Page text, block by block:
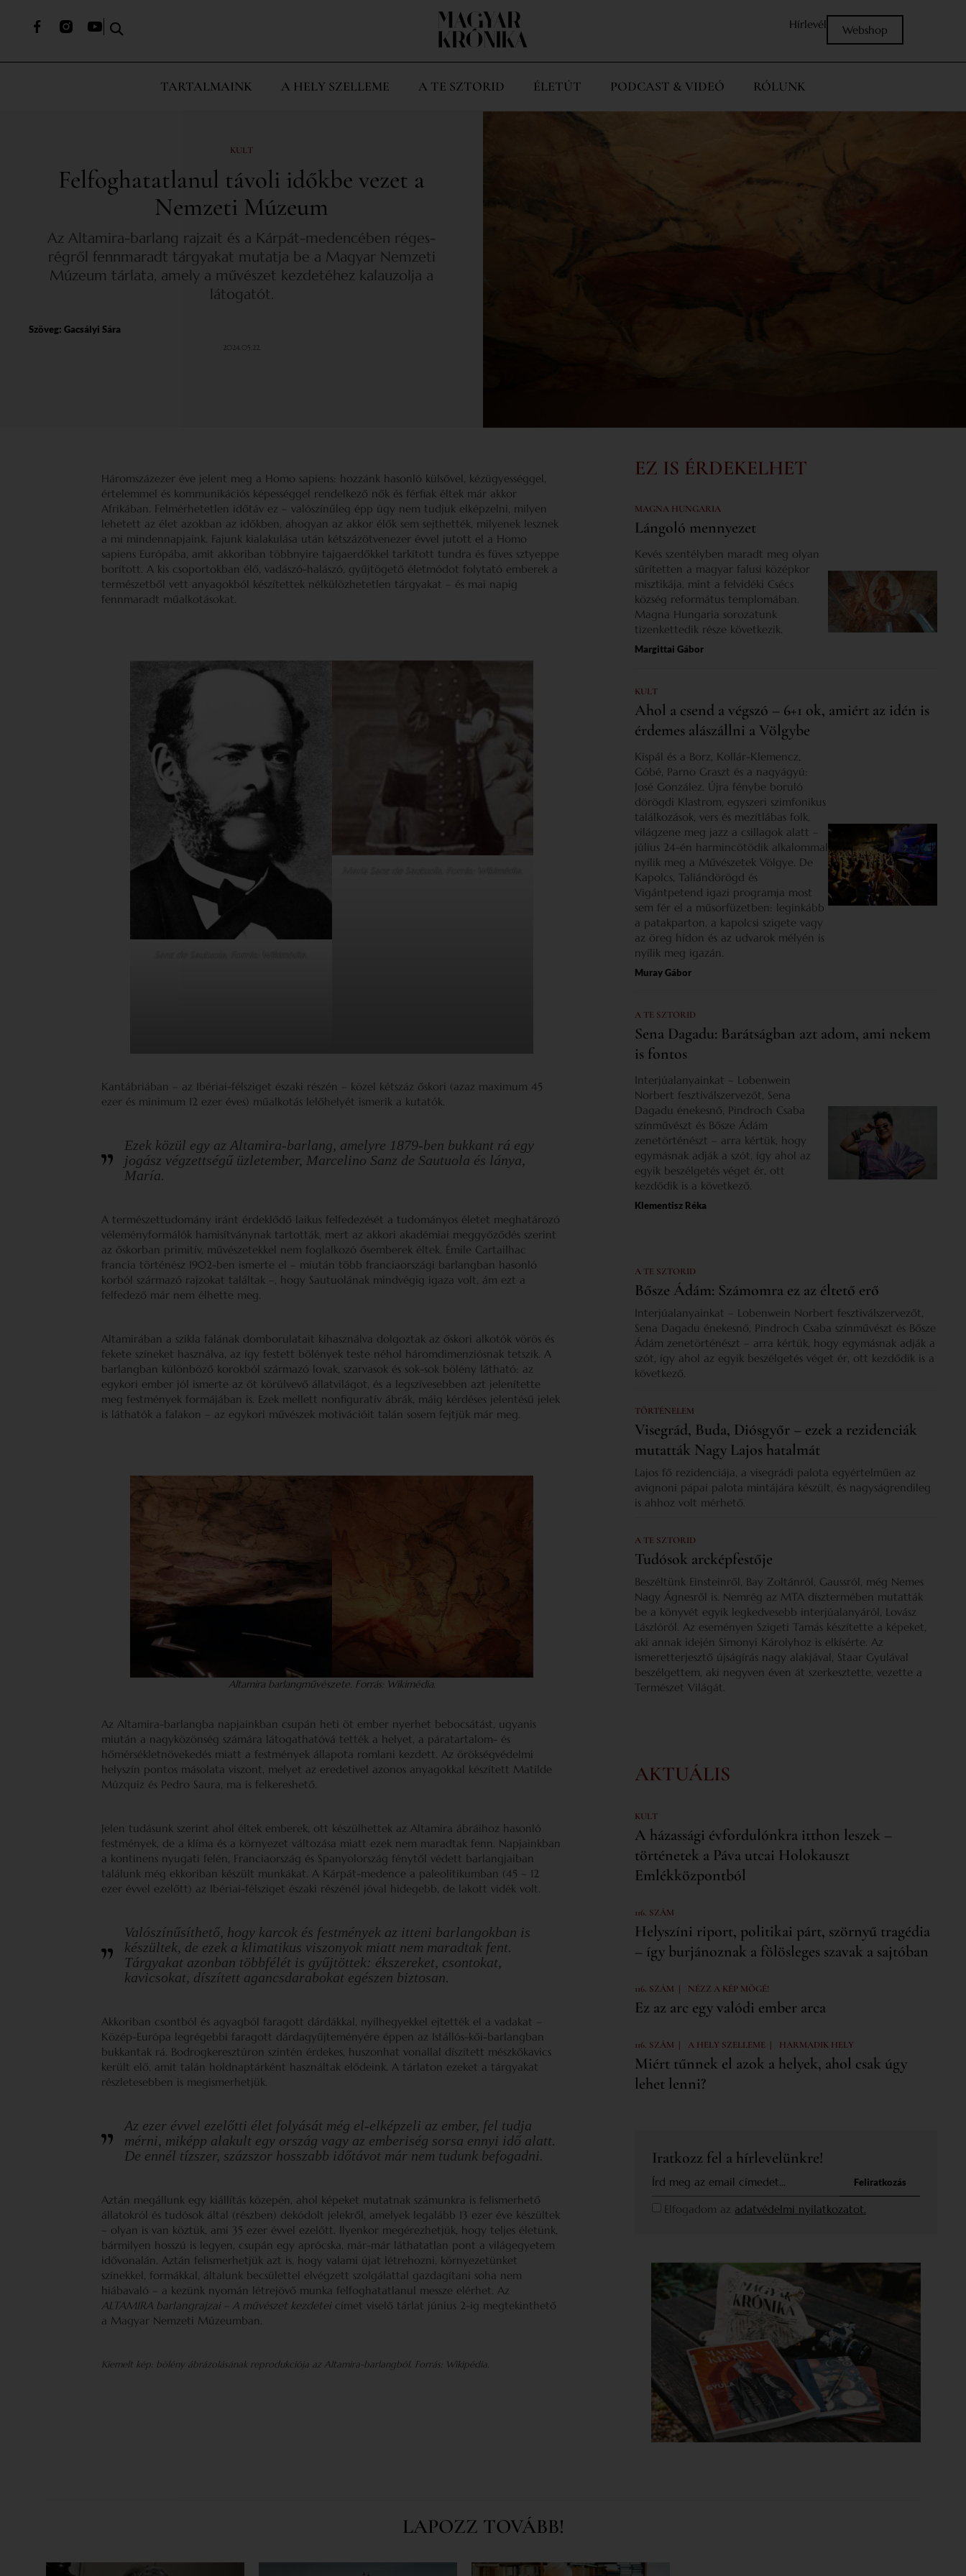
Hírlevél Webshop
TARTALMAINK A HELY SZELLEME A TE SZTORID ÉLETÚT PODCAST & VIDEÓ RÓLUNK
KULT
Felfoghatatlanul távoli időkbe vezet a
Nemzeti Múzeum
Az Altamira-barlang rajzait és a Kárpát-medencében réges-
régről fennmaradt tárgyakat mutatja be a Magyar Nemzeti
Múzeum tárlata, amely a művészet kezdetéhez kalauzolja a
látogatót.
Szöveg: Gacsályi Sára
2024.05.22.
Háromszázezer éve jelent meg a Homo sapiens: hozzánk hasonló külsővel, kézügyességgel,
értelemmel és kommunikációs képességgel rendelkező nők és férfiak éltek már akkor
Afrikában. Felmérhetetlen időtáv ez – valószínűleg épp úgy nem tudjuk elképzelni, milyen
lehetett az élet azokban az időkben, ahogyan az akkor élők sem sejthették, milyenek lesznek
a mi mindennapjaink. Fajunk kialakulása után kétszázötvenezer évvel jutott el a Homo
sapiens Európába, amit akkoriban többnyire tajgaerdőkkel tarkított tundra és füves sztyeppe
borított. A kis csoportokban élő, vadászó-halászó, gyűjtögető életmódot folytató emberek a
természetből vett anyagokból készítettek nélkülözhetetlen tárgyakat – és mai napig
fennmaradt műalkotásokat.
Kantábriában – az Ibériai-félsziget északi részén – közel kétszáz őskori (azaz maximum 45
ezer és minimum 12 ezer éves) műalkotás lelőhelyét ismerik a kutatók.
Ezek közül egy az Altamira-barlang, amelyre 1879-ben bukkant rá egy
jogász végzettségű üzletember, Marcelino Sanz de Sautuola és lánya,
María.
A természettudomány iránt érdeklődő laikus felfedezését a tudományos életet meghatározó
véleményformálók hamisítványnak tartották, mert az akkori akadémiai meggyőződés szerint
az őskorban primitív, művészetekkel nem foglalkozó ősemberek éltek. Émile Cartailhac
francia történész 1902-ben ismerte el – miután több franciaországi barlangban hasonló
korból származó rajzokat találtak –, hogy Sautuolának mindvégig igaza volt, ám ezt a
felfedező már nem élhette meg.
Altamirában a szikla falának domborulatait kihasználva dolgoztak az őskori alkotók vörös és
fekete színeket használva, az így festett bölények teste néhol háromdimenziósnak tetszik. A
barlangban különböző korokból származó lovak, szarvasok és sok-sok bölény látható: az
egykori ember jól ismerte az őt körülvevő állatvilágot, és a legszívesebben azt jelenítette
meg festmények formájában is. Ezek mellett nonfiguratív ábrák, máig kérdéses jelentésű jelek
is láthatók a falakon – az egykori művészek motivációit talán sosem fejtjük már meg.
Altamira barlangművészete. Forrás: Wikimédia.
Az Altamira-barlangba napjainkban csupán heti öt ember nyerhet bebocsátást, ugyanis
miután a nagyközönség számára látogathatóvá tették a helyet, a páratartalom- és
hőmérsékletnövekedés miatt a festmények állapota romlani kezdett. Az örökségvédelmi
helyszín pontos másolata viszont, melyet az eredetivel azonos anyagokkal készített Matilde
Múzquiz és Pedro Saura, ma is felkereshető.
Jelen tudásunk szerint ahol éltek emberek, ott készülhettek az Altamira ábráihoz hasonló
festmények, de a klíma és a környezet változása miatt ezek nem maradtak fenn. Napjainkban
a kontinens nyugati felén, Franciaország és Spanyolország fénytől védett barlangjaiban
találunk még ekkoriban készült munkákat. A Kárpát-medence a paleolitikumban (45 – 12
ezer évvel ezelőtt) az Ibériai-félsziget északi részénél jóval hidegebb, de lakott vidék volt.
Valószínűsíthető, hogy karcok és festmények az itteni barlangokban is
készültek, de ezek a klimatikus viszonyok miatt nem maradtak fent.
Tárgyakat azonban többfélét is gyűjtöttek: ékszereket, csontokat,
kavicsokat, díszített agancsdarabokat egészen biztosan.
Akkoriban csontból és agyagból faragott dárdákkal, nyílhegyekkel ejtették el a vadakat –
Közép-Európa legrégebbi faragott dárdagyűjteményére éppen az Istállós-kői-barlangban
bukkantak rá. Bodrogkeresztúron szintén érdekes, huszonhat vonallal díszített mészkőkavics
került elő, amit talán holdnaptárként használtak elődeink. A tárlaton ezeket a tárgyakat
részletesebben is megismerhetjük.
Az ezer évvel ezelőtti élet folyását még el-elképzeli az ember, fel tudja
mérni, miképp alakult egy ország vagy az emberiség sorsa ennyi idő alatt.
De ennél tízszer, százszor hosszabb időtávot már nem tudunk befogadni.
Aztán megállunk egy kiállítás közepén, ahol képeket mutatnak számunkra is felismerhető
állatokról és tudósok által (részben) dekódolt jelekről, amelyek legalább 13 ezer éve készültek
– olyan is van köztük, ami 35 ezer évvel ezelőtt. Ilyenkor megérezhetjük, hogy teljes életünk,
bármilyen hosszú is legyen, csupán egy aprócska, már-már láthatatlan pont a világegyetem
idővonalán. Aztán felismerhetjük azt is, hogy valami újat létrehozni, környezetünket
színekkel, formákkal, általunk becsülettel elvégzett szolgálattal gazdagítani soha nem
hiábavaló – a kezünk nyomán létrejövő munka felfoghatatlanul messze elérhet. Az
ALTAMIRA barlangrajzai – A művészet kezdetei címet viselő tárlat június 2-ig megtekinthető
a Magyar Nemzeti Múzeumban.
Kiemelt kép: bölény ábrázolásának reprodukciója az Altamira-barlangból. Forrás: Wikipédia.
EZ IS ÉRDEKELHET
MAGNA HUNGARIA
Lángoló mennyezet
Kevés szentélyben maradt meg olyan
sűrítetten a magyar falusi középkor
misztikája, mint a felvidéki Csécs
község református templomában.
Magna Hungaria sorozatunk
tizenkettedik része következik.
Margittai Gábor
KULT
Ahol a csend a végszó – 6+1 ok, amiért az idén is
érdemes alászállni a Völgybe
Kispál és a Borz, Kollár-Klemencz,
Góbé, Parno Graszt és a nagyágyú:
José González. Újra fénybe boruló
dörögdi Klastrom, egyszeri szimfonikus
találkozások, vers és mezítlábas folk,
világzene meg jazz a csillagok alatt –
július 24-én harmincötödik alkalommal
nyílik meg a Művészetek Völgye. De
Kapolcs, Taliándörögd és
Vigántpetend igazi programja most
sem fér el a műsorfüzetben: leginkább
a patakparton, a kapolcsi szigete vagy
az öreg hídon és az udvarok mélyén is
nyílik meg igazán.
Muray Gábor
A TE SZTORID
Sena Dagadu: Barátságban azt adom, ami nekem
is fontos
Interjúalanyainkat – Lobenwein
Norbert fesztiválszervezőt, Sena
Dagadu énekesnő, Pindroch Csaba
színművészt és Bősze Ádám
zenetörténészt – arra kértük, hogy
egymásnak adják a szót, így ahol az
egyik beszélgetés véget ér, ott
kezdődik is a következő.
Klementisz Réka
A TE SZTORID
Bősze Ádám: Számomra ez az éltető erő
Interjúalanyainkat – Lobenwein Norbert fesztiválszervezőt,
Sena Dagadu énekesnő, Pindroch Csaba színművészt és Bősze
Ádám zenetörténészt – arra kértük, hogy egymásnak adják a
szót, így ahol az egyik beszélgetés véget ér, ott kezdődik is a
következő.
TÖRTÉNELEM
Visegrád, Buda, Diósgyőr – ezek a rezidenciák
mutatták Nagy Lajos hatalmát
Lajos fő rezidenciája, a visegrádi palota egyértelműen az
avignoni pápai palota mintájára készült, és nagyságrendileg
is ahhoz volt mérhető.
A TE SZTORID
Tudósok arcképfestője
Beszéltünk Einsteinről, Bay Zoltánról, Gaussról, még Nemes
Nagy Ágnesről is. Nemrég az MTA dísztermében mutatták
be a könyvét egyik legkedvesebb interjúalanyáról, Lovász
Lászlóról. Az eseményen Szigeti Tamás készítette a képeket,
aki annak idején Simonyi Károlyhoz is elkísérte. Az
ismeretterjesztő újságírás nagy alakjával, Staar Gyulával
beszélgettem, aki negyven éven át szerkesztette, vezette a
Természet Világát.
AKTUÁLIS
KULT
A házassági évfordulónkra itthon leszek –
történetek a Páva utcai Holokauszt
Emlékközpontból
116. SZÁM
Helyszíni riport, politikai párt, szörnyű tragédia
– így burjánoznak a fölösleges szavak a sajtóban
116. SZÁM | NÉZZ A KÉP MÖGÉ!
Ez az arc egy valódi ember arca
116. SZÁM | A HELY SZELLEME | HARMADIK HELY
Miért tűnnek el azok a helyek, ahol csak úgy
lehet lenni?
Iratkozz fel a hírlevelünkre!
Elfogadom az adatvédelmi nyilatkozatot.
Feliratkozás
LAPOZZ TOVÁBB!